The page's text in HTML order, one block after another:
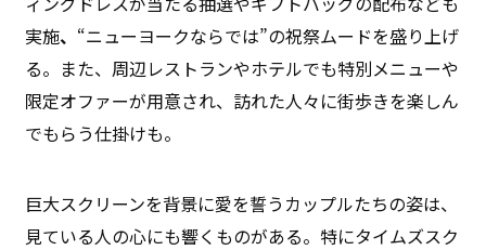
実施、 “ニューヨークならでは”の祝祭ムードを盛り上げ
る。また、周辺レストランやホテルでも特別メニューや
限定オファーが用意され、訪れた人々に街歩きを楽しん
でもらう仕掛けも。
巨大スクリーンを背景に愛を誓うカップルたちの姿は、
見ている人の心にも響くものがある。特にタイムズスク